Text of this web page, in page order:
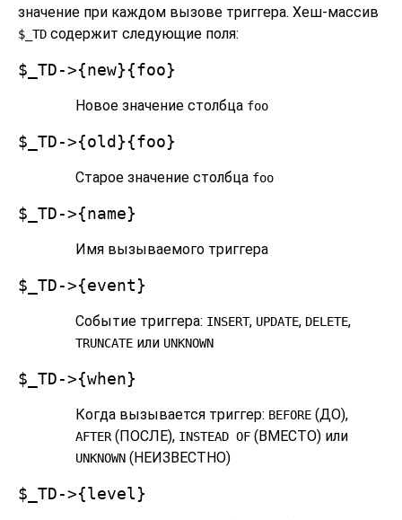
значение при каждом вызове триггера. Хеш-массив
$_TD содержит следующие поля:
$_TD->{new}{foo}
Новое значение столбца foo
$_TD->{old}{foo}
Старое значение столбца foo
$_TD->{name}
Имя вызываемого триггера
$_TD->{event}
Событие триггера: INSERT, UPDATE, DELETE,
TRUNCATE или UNKNOWN
$_TD->{when}
Когда вызывается триггер: BEFORE (ДО),
AFTER(ПОСЛЕ), INSTEAD OF (ВМЕСТО) или
UNKNOWN (НЕИЗВЕСТНО)
$_TD->{level}